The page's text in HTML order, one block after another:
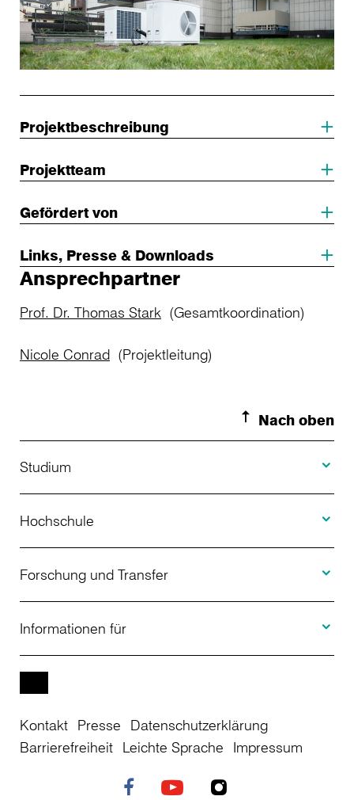
Projektbeschreibung
Projektteam
Gefördert von
Links, Presse & Downloads
Ansprechpartner
Prof. Dr. Thomas Stark (Gesamtkoordination)
Nicole Conrad (Projektleitung)
Nach oben
Studium
Studienangebot
Bewerbung
Studienberatung
Weiterbildung
Studienkolleg
Hochschule
Über uns
Aktuelles
Einrichtungen
Stellenangebote
Forschung und Transfer
Projekte
Informationen für
Studierende
Kontakt Presse
Datenschutzerklärung
Barrierefreiheit Leichte Sprache Impressum